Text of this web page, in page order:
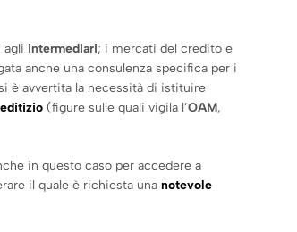
intermediari; i mercati del credito e
anche una consulenza specifica per i
è avvertita la necessità di istituire
(figure sulle quali vigila l’OAM,
in questo caso per accedere a
il quale è richiesta una notevole